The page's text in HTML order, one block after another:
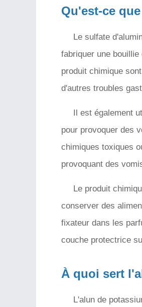
Qu'est-ce
Le sulfate
fabriquer une
produit chimique
d'autres troubles
Il est également
pour provoquer des
chimiques toxiques
provoquant des
Le produit
conserver des
fixateur dans les
couche protectrice
À quoi sert
L'alun de